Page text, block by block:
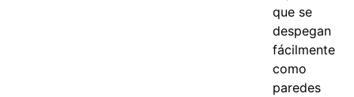
que se
despegan
fácilmente
como
paredes